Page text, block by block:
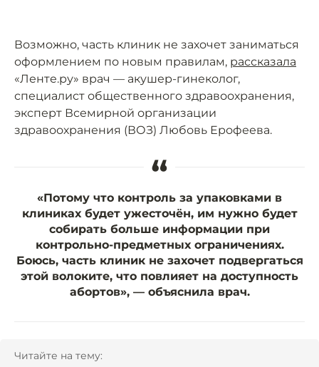
Возможно, часть клиник не захочет заниматься
оформлением по новым правилам, рассказала
«Ленте.ру» врач — акушер-гинеколог,
специалист общественного здравоохранения,
эксперт Всемирной организации
здравоохранения (ВОЗ) Любовь Ерофеева.
“
«Потому что контроль за упаковками в
клиниках будет ужесточён, им нужно будет
собирать больше информации при
контрольно-предметных ограничениях.
Боюсь, часть клиник не захочет подвергаться
этой волоките, что повлияет на доступность
абортов», — объяснила врач.
Читайте на тему: